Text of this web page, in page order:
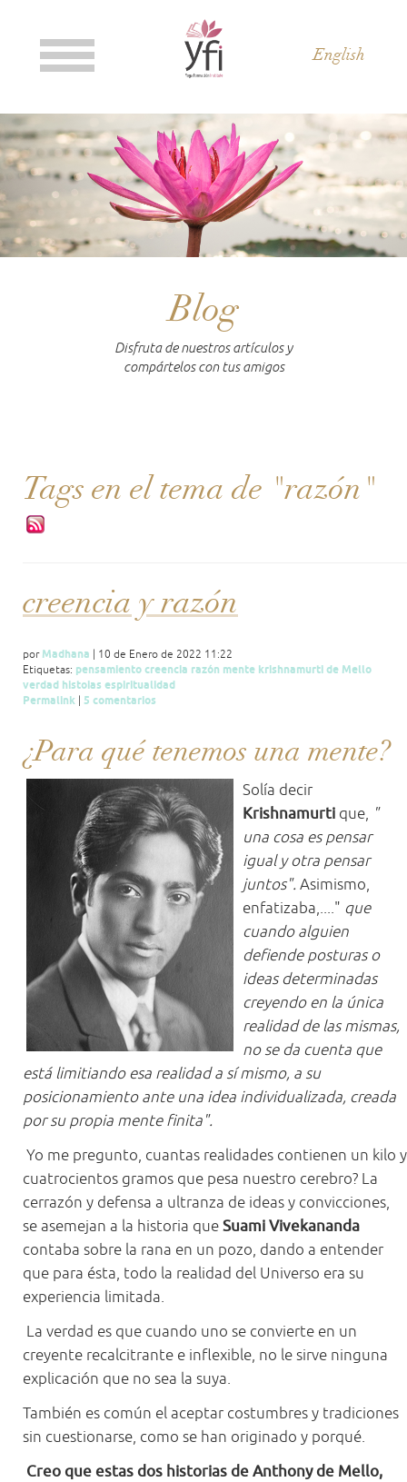
English
Blog
Disfruta de nuestros artículos y
compártelos con tus amigos
Tags en el tema de "razón"
creencia y razón
por Madhana | 10 de Enero de 2022 11:22
Etiquetas: pensamiento creencia razón mente krishnamurti de Mello
verdad histoias espiritualidad
Permalink 5 comentarios
¿Para qué tenemos una mente?
Solía decir
Krishnamurti que, "
una cosa es pensar
igual y otra pensar
juntos". Asimismo,
enfatizaba,...." que
cuando alguien
defiende posturas o
ideas determinadas
creyendo en la única
realidad de las mismas,
no se da cuenta que
está limitiando esa realidad a sí mismo, a su
posicionamiento ante una idea individualizada, creada
por su propia mente finita".
Yo me pregunto, cuantas realidades contienen un kilo y
cuatrocientos gramos que pesa nuestro cerebro? La
cerrazón y defensa a ultranza de ideas y convicciones,
se asemejan a la historia queSuami Vivekananda
contaba sobre la rana en un pozo, dando a entender
que para ésta, todo la realidad del Universo era su
experiencia limitada.
La verdad es que cuando uno se convierte en un
creyente recalcitrante e inflexible, no le sirve ninguna
explicación que no sea la suya.
También es común el aceptar costumbres y tradiciones
sin cuestionarse, como se han originado y porqué.
Creo que estas dos historias de Anthony de Mello,